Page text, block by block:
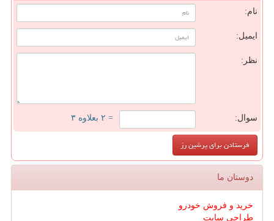
نام:
ایمیل:
نظر:
سوال: = ۲ بعلاوه ۳
دوستان ما
خرید و فروش خودرو
طراحی سایت